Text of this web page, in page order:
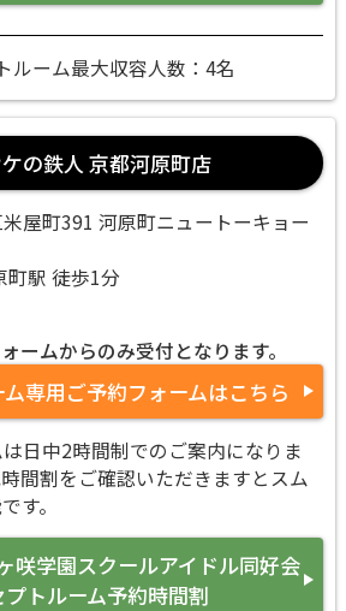
ルーム最大収容人数：4名
の鉄人 京都河原町店
屋町391 河原町ニュートーキョー
町駅 徒歩1分
ームからのみ受付となります。
専用ご予約フォームはこちら
日中2時間制でのご案内になりま
間割をご確認いただきますとスム
す。
咲学園スクールアイドル同好会
プトルーム予約時間割